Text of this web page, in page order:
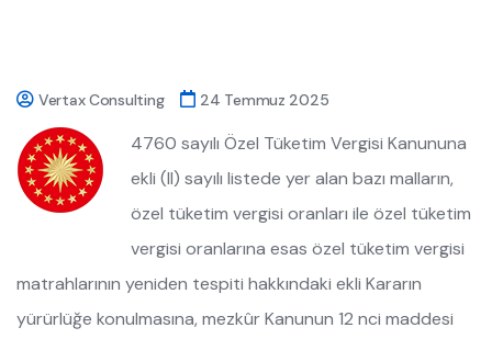
Vertax Consulting 24 Temmuz 2025
4760 sayılı Özel Tüketim Vergisi Kanununa
ekli (II) sayılı listede yer alan bazı malların,
özel tüketim vergisi oranları ile özel tüketim
vergisi oranlarına esas özel tüketim vergisi
matrahlarının yeniden tespiti hakkındaki ekli Kararın
yürürlüğe konulmasına, mezkûr Kanunun 12 nci maddesi